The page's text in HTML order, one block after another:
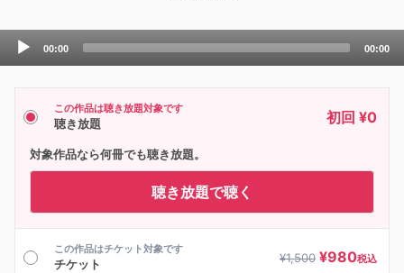
Audio
00:00 00:00
この作品は聴き放題対象です
聴き放題 初回 ¥0
対象作品なら何冊でも聴き放題。
聴き放題で聴く
この作品はチケット対象です
チケット ¥1,500 ¥980税込